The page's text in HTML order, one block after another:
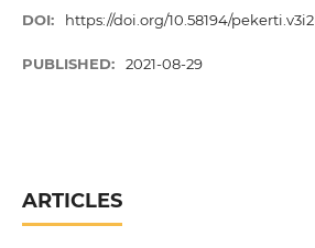
DOI: https://doi.org/10.58194/pekerti.v3i2
PUBLISHED: 2021-08-29
ARTICLES